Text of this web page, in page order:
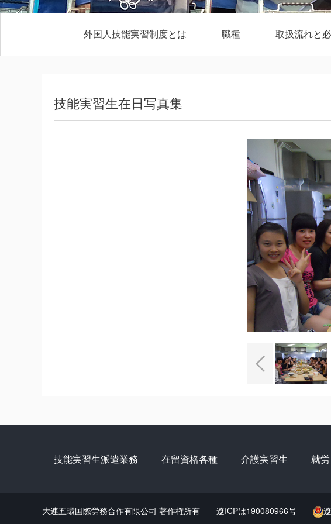
外国人技能実習制度とは 職種 取扱流れと
技能実習生在日写真集
技能実習生派遣業務 在留資格各種 介護実習生 就
大連五環国際労務合作有限公司 著作権所有 遼ICPは190080966号